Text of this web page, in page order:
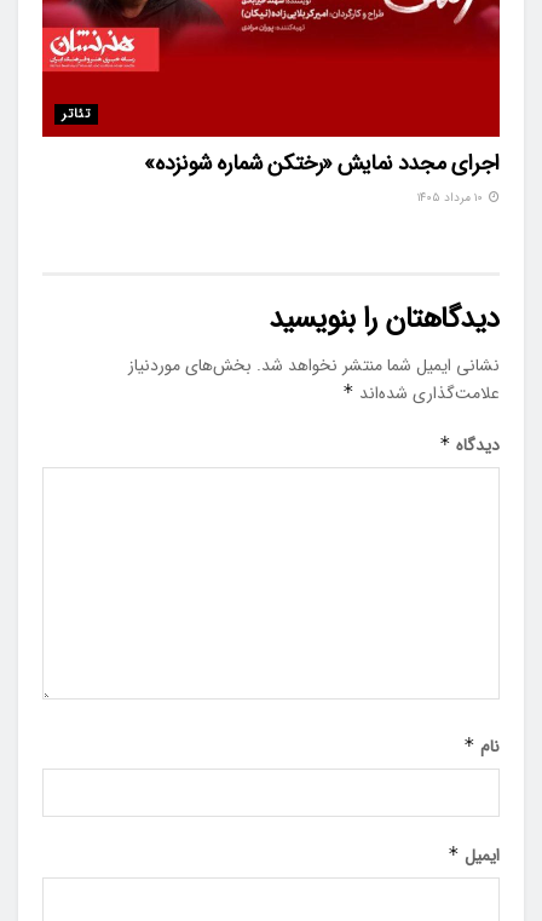
تئاتر
اجرای مجدد نمایش «رختکن شماره شونزده»
دیدگاهتان را بنویسید
نشانی ایمیل شما منتشر نخواهد شد. بخش‌های موردنیاز
علامت‌گذاری شده‌اند *
دیدگاه *
نام *
ایمیل *